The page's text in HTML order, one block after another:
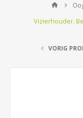
Vizierhouder.
VORIG